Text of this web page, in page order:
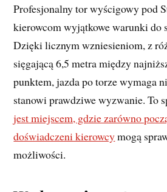
Profesjonalny tor wyścigowy pod
kierowcom wyjątkowe warunki do
Dzięki licznym wzniesieniom, z
sięgającą 6,5 metra między
punktem, jazda po torze wymaga
stanowi prawdziwe wyzwanie. To
jest miejscem, gdzie zarówno
doświadczeni kierowcymogą
możliwości.